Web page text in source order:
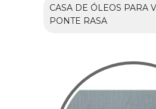
CASA DE ÓLEOS PARA
PONTE RASA